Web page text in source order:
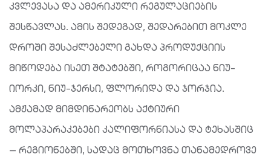
კვლევასა და ამერიკული რეგულაციების
შესწავლას. ამის შედეგად, შედარებით მოკლე
დროში შესაძლებელი გახდა პროდუქციის
მიწოდება ისეთ შტატებში, როგორიცაა ნიუ-
იორკი, ნიუ-ჯერსი, ფლორიდა და ჯორჯია.
ამჟამად მიმდინარეობს აქტიური
მოლაპარაკებები კალიფორნიასა და ტეხასშიც
— რეგიონებში, სადაც მოთხოვნა თანამედროვე